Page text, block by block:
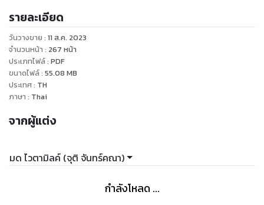
รายละเอียด
วันวางขาย : 11 ส.ค. 2023
จำนวนหน้า : 267 หน้า
ประเภทไฟล์: PDF
ขนาดไฟล์: 55.08 MB
ประเทศ: TH
ภาษา : Thai
จากผู้แต่ง
มด ไวตามิลค์ (จุติ จันทร์คณา)
กำลังโหลด ...